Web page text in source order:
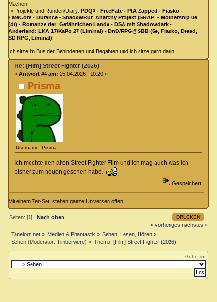
Machen
-> Projekte und Runden/Diary:PDQ# - FreeFate - PtA Zapped - Fiasko -
FateCore - Durance - ShadowRun Anarchy Projekt (SRAP) - Mothership 0e
(dt) - Romanze der Gefährlichen Lande - DSA mit Shadowdark -
Anderland: LKA 17/KaPo 27 (Liminal) - DnD/RPG@SBB (5e, Fiasko, Dread,
SD RPG, Liminal)
Ich sitze im Bus der Behinderten und Begabten und ich sitze gern darin.
Prisma
Username: Prisma
Re: [Film] Street Fighter (2026)
« Antwort #4 am: 25.04.2026 | 10:20 »
Ich mochte den alten Street Fighter Film und ich mag auch was ich
bisher zum neuen gesehen habe.
Gespeichert
Mit einem 7er-Set, stehen ganze Universen offen.
DRUCKEN
Seiten: [1]
Nach oben
« vorheriges nächstes »
Tanelorn.net » Medien & Phantastik » Sehen, Lesen, Hören »
Sehen (Moderator:Timberwere) » Thema: [Film] Street Fighter (2026)
Gehe zu: